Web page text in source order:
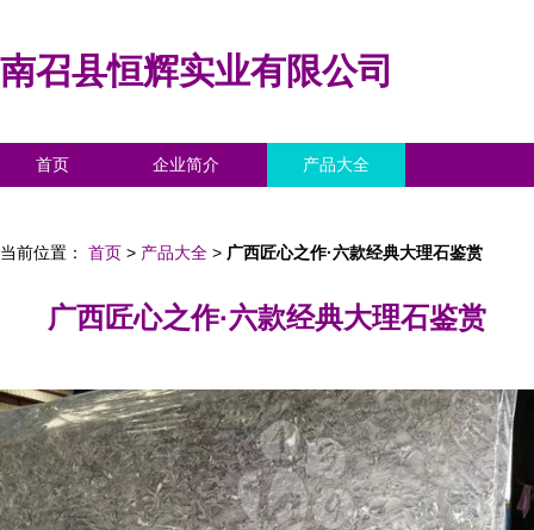
南召县恒辉实业有限公司
首页 企业简介 产品大全
当前位置： 首页 > 产品大全 > 广西匠心之作·六款经典大理石鉴赏
广西匠心之作·六款经典大理石鉴赏